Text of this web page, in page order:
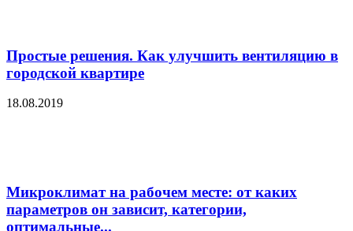
Простые решения. Как улучшить вентиляцию в
городской квартире
18.08.2019
Микроклимат на рабочем месте: от каких
параметров он зависит, категории,
оптимальные...